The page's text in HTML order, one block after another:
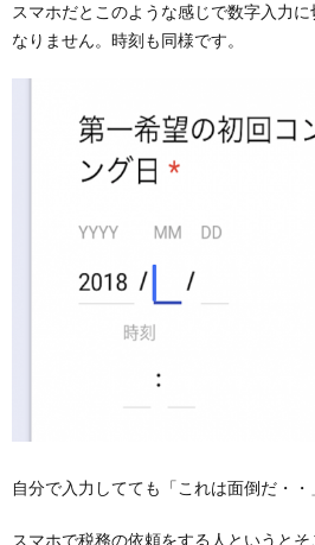
スマホだとこのような感じで数字入力
なりません。時刻も同様です。
自分で入力してても「これは面倒だ・・
スマホで税務の依頼をする人というと